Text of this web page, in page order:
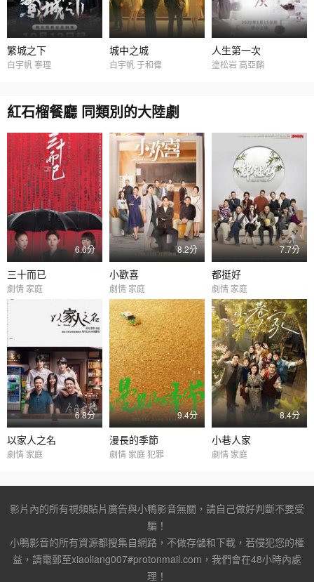
繁城之下
白宇帆 寧理
城中之城
白宇帆 于和偉
人生第一次
塗松岩 高亞麟
紅石榴餐廳 同類別的大陸劇
6.6分
三十而已
劇情 家庭
8.2分
小歡喜
劇情 家庭
7.7分
都挺好
劇情 家庭
6.8分
以家人之名
劇情 家庭
9.4分
漫長的季節
劇情 家庭 犯罪
8.4分
小巷人家
劇情 家庭
影片內的所有視頻貼片廣告與小鴨影音無關，請自己做好判斷不要受
騙！
小鴨影音的所有資源都搜集自網路，不做存儲和下載，若侵犯您的權
益，請電郵至xiaoliang007#protonmail.com，我們會在48小時內處
理！